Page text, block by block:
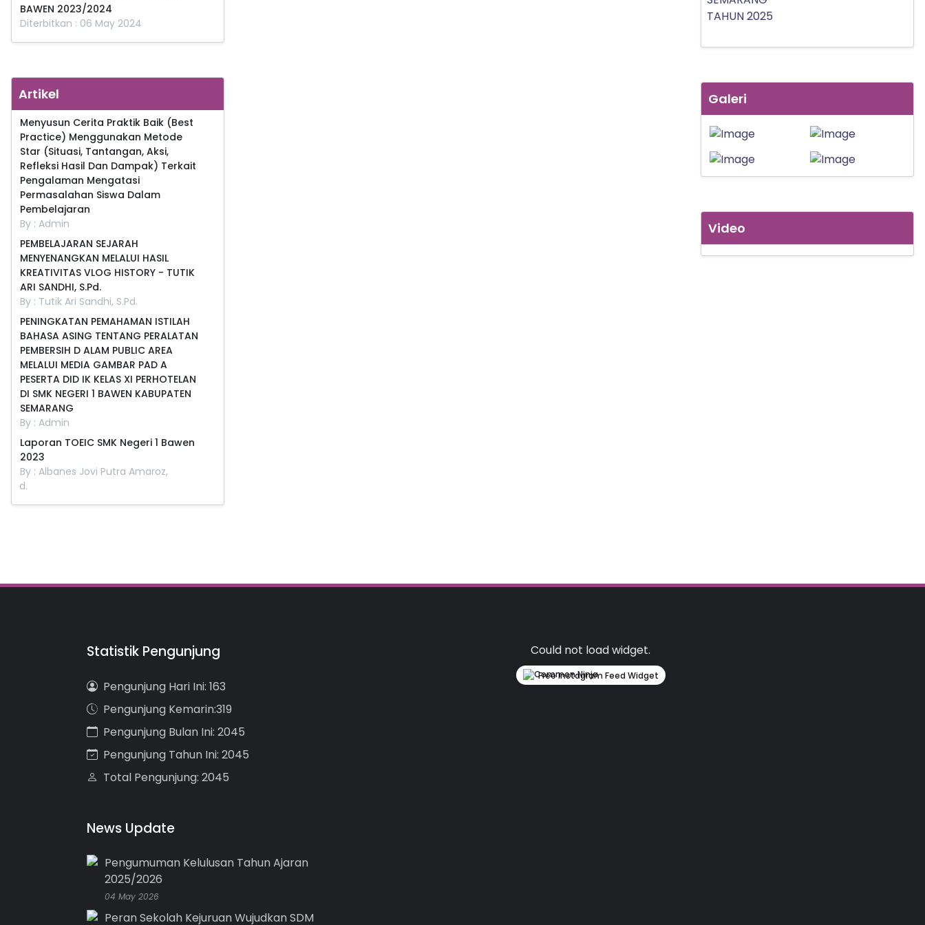
BAWEN 2023/2024
Diterbitkan : 06 May 2024
Artikel
Menyusun Cerita Praktik Baik (Best
Practice) Menggunakan Metode
Star (Situasi, Tantangan, Aksi,
Refleksi Hasil Dan Dampak) Terkait
Pengalaman Mengatasi
Permasalahan Siswa Dalam
Pembelajaran
By : Admin
PEMBELAJARAN SEJARAH
MENYENANGKAN MELALUI HASIL
KREATIVITAS VLOG HISTORY - TUTIK
ARI SANDHI, S.Pd.
By : Tutik Ari Sandhi, S.Pd.
PENINGKATAN PEMAHAMAN ISTILAH
BAHASA ASING TENTANG PERALATAN
PEMBERSIH D ALAM PUBLIC AREA
MELALUI MEDIA GAMBAR PAD A
PESERTA DID IK KELAS XI PERHOTELAN
DI SMK NEGERI 1 BAWEN KABUPATEN
SEMARANG
By : Admin
Laporan TOEIC SMK Negeri 1 Bawen
2023
By : Albanes Jovi Putra Amaroz,
S.Pd.
Galeri
Video
Statistik Pengunjung
Pengunjung Hari Ini: 163
Pengunjung Kemarin:319
Pengunjung Bulan Ini: 2045
Pengunjung Tahun Ini: 2045
Total Pengunjung: 2045
News Update
Pengumuman Kelulusan Tahun Ajaran
2025/2026
04 May 2026
Peran Sekolah Kejuruan Wujudkan SDM
Could not load widget.
Free Instagram Feed Widget